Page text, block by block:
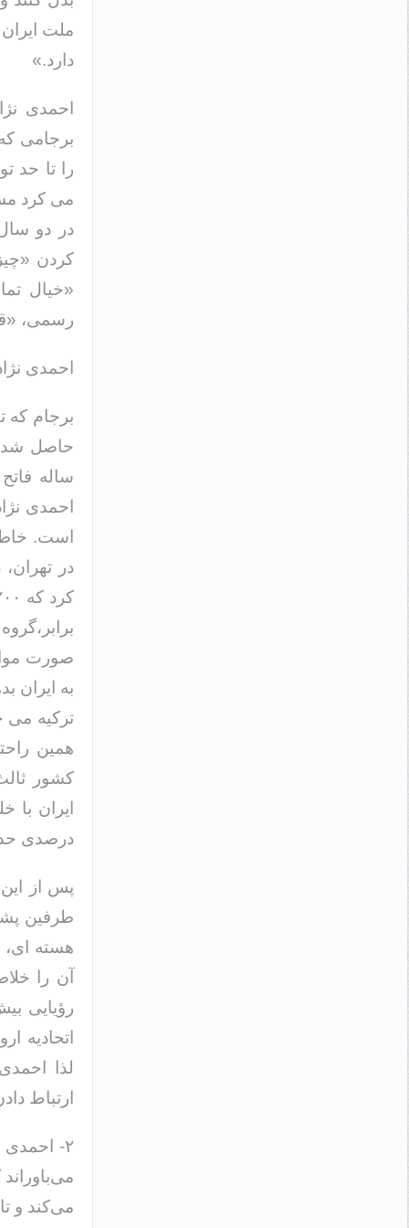
ملت
دارد.»
احمدی
برجامی
را تا حد
می کرد
در دو
کردن
«خیال
رسمی،
احمدی
برجام
حاصل
ساله
احمدی
در
همین
کشور
درصدی
پس از
طرفین
هسته ای،
آن را
اتحادیه
ارتباط
۲-
می‌کند و